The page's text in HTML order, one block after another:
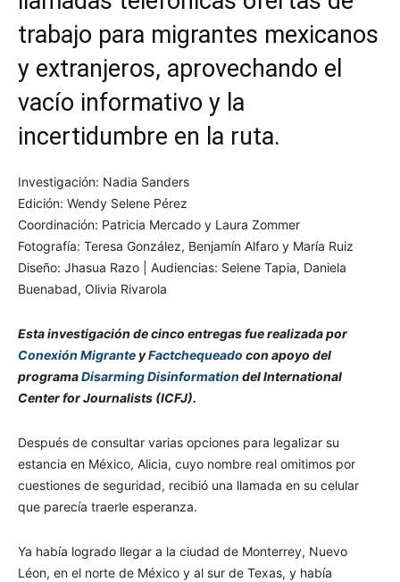
trabajo para migrantes mexicanos
y extranjeros, aprovechando el
vacío informativo y la
incertidumbre en la ruta.
Investigación: Nadia Sanders
Edición: Wendy Selene Pérez
Coordinación: Patricia Mercado y Laura Zommer
Fotografía: Teresa González, Benjamín Alfaro y María Ruiz
Diseño: Jhasua Razo | Audiencias: Selene Tapia, Daniela
Buenabad, Olivia Rivarola
Esta investigación de cinco entregas fue realizada por
Conexión Migrante yFactchequeado con apoyo del
programaDisarming Disinformation del International
Center for Journalists (ICFJ).
Después de consultar varias opciones para legalizar su
estancia en México, Alicia, cuyo nombre real omitimos por
cuestiones de seguridad, recibió una llamada en su celular
que parecía traerle esperanza.
Ya había logrado llegar a la ciudad de Monterrey, Nuevo
Léon, en el norte de México y al sur de Texas, y había